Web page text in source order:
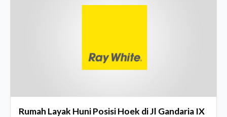
Rumah Layak Huni Posisi Hoek di Jl Gandaria IX